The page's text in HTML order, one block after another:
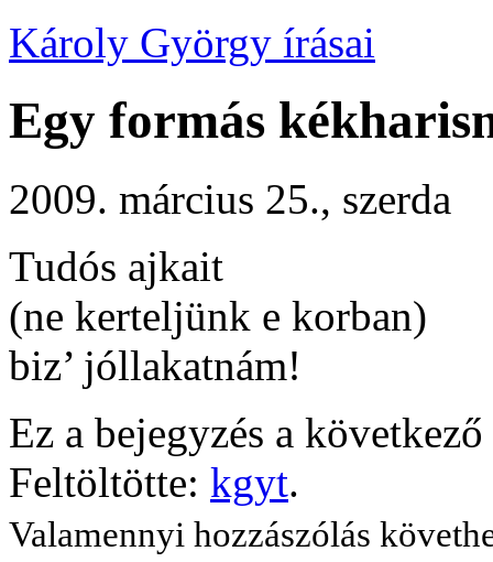
Károly György írásai
Egy formás
2009. március 25., szerda
Tudós ajkait
(ne kerteljünk e korban)
biz’ jóllakatnám!
Ez a bejegyzés a
Feltöltötte: kgyt.
Valamennyi hozzászólás